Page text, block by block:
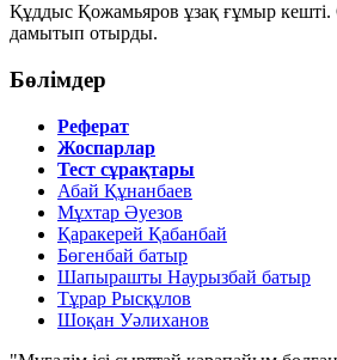
Құддыс Қожамьяров ұзақ ғұмыр кешті.
дамытып отырды.
Бөлімдер
Реферат
Жоспарлар
Тест сұрақтары
Абай Құнанбаев
Мұхтар Әуезов
Қаракерей Қабанбай
Бөгенбай батыр
Шапырашты Наурызбай батыр
Тұрар Рысқұлов
Шоқан Уәлиханов